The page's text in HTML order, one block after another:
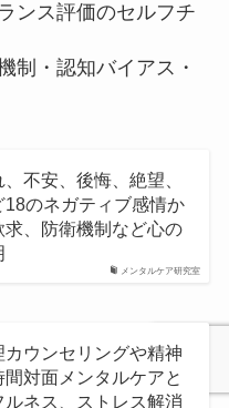
ンス評価のセルフチ
制・認知バイアス・
メンタルケア研究室
不安、後悔、絶望、
18のネガティブ感情か
求、防衛機制など心の
カウンセリングや精神
対面メンタルケアと
ルネス、ストレス解消